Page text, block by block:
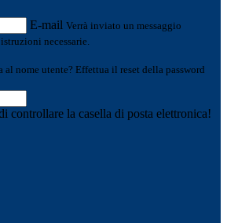
E-mail Verrà inviato un messaggio
necessarie.
al nome utente? Effettua il reset della password
controllare la casella di posta elettronica!